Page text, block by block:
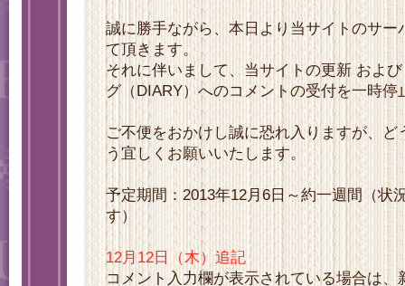
誠に勝手ながら、本日より当サイトのサー
て頂きます。
それに伴いまして、当サイトの更新 およ
グ（DIARY）へのコメントの受付を一時停
ご不便をおかけし誠に恐れ入りますが、ど
う宜しくお願いいたします。
予定期間：2013年12月6日～約一週間（状
す）
12月12日（木）追記
コメント入力欄が表示されている場合は、